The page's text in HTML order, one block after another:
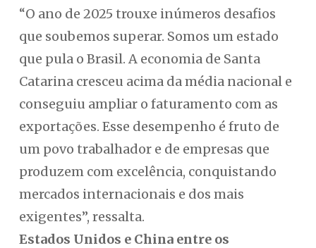
“O ano de 2025 trouxe inúmeros desafios
que soubemos superar. Somos um estado
que pula o Brasil. A economia de Santa
Catarina cresceu acima da média nacional e
conseguiu ampliar o faturamento com as
exportações. Esse desempenho é fruto de
um povo trabalhador e de empresas que
produzem com excelência, conquistando
mercados internacionais e dos mais
exigentes”, ressalta.
Estados Unidos e China entre os